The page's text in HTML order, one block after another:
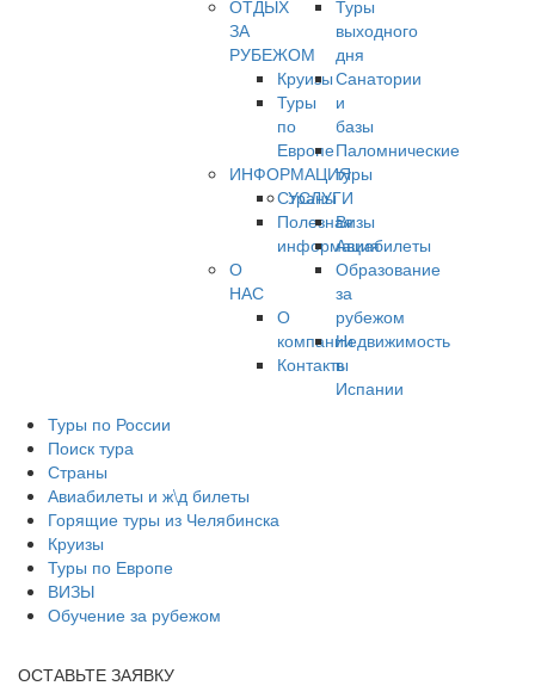
ОТДЫХ
ЗА
РУБЕЖОМ
Круизы
Туры
по
Европе
ИНФОРМАЦИЯ
Страны
Полезная
информация
О
НАС
О
компании
Контакты
Туры
выходного
дня
Санатории
и
базы
Паломнические
туры
УСЛУГИ
Визы
Авиабилеты
Образование
за
рубежом
Недвижимость
в
Испании
Туры по России
Поиск тура
Страны
Авиабилеты и ж\д билеты
Горящие туры из Челябинска
Круизы
Туры по Европе
ВИЗЫ
Обучение за рубежом
ОСТАВЬТЕ ЗАЯВКУ